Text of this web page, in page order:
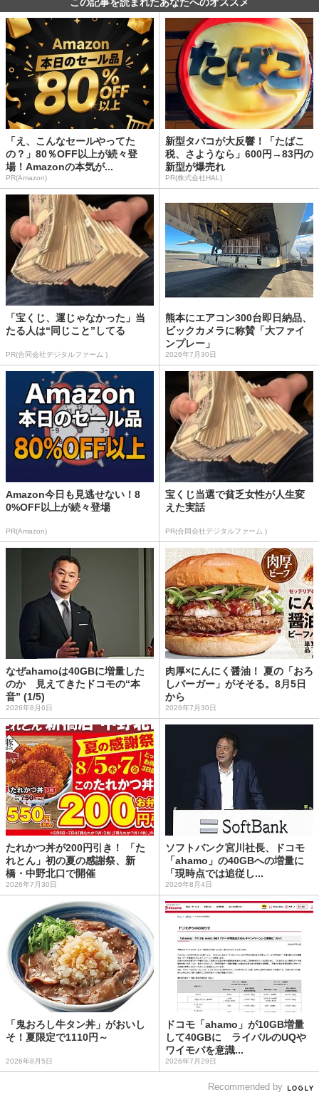
「え、こんなセールやってた
の？」80％OFF以上が続々登
場！Amazonの本気が...
PR(Amazon)
新型タバコが大反響！「たばこ
税、さようなら」600円→83円の
新型が爆売れ
PR(株式会社HAL)
「宝くじ、運じゃなかった」当
たる人は“同じこと”してる
PR(合同会社デジタルファーム )
熊本にエアコン300台即日納品、
ビックカメラに称賛「大ファイ
ンプレー」
2026年7月30日
Amazon今日も見逃せない！8
0%OFF以上が続々登場
PR(Amazon)
宝くじ当選で貧乏女性が人生変
えた実話
PR(合同会社デジタルファーム )
なぜahamoは40GBに増量した
のか 見えてきたドコモの“本
音” (1/5)
2026年8月6日
肉厚×にんにく醤油！ 夏の「おろ
しバーガー」がそそる。8月5日
から
2026年7月30日
たれかつ丼が200円引き！ 「た
れとん」初の夏の感謝祭、新
橋・中野北口で開催
2026年7月30日
ソフトバンク宮川社長、ドコモ
「ahamo」の40GBへの増量に
「現時点では追従し...
2026年8月4日
「鬼おろし牛タン丼」がおいし
そ！夏限定で1110円～
2026年8月5日
ドコモ「ahamo」が10GB増量
して40GBに ライバルのUQや
ワイモバを意識...
2026年7月29日
Recommended by